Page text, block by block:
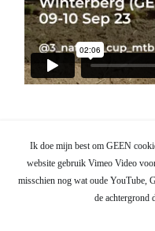
organised in
its beautiful surroundings
The team of the Ergotec -
nice round on the
Ik doe mijn best om GEEN
website gebruik Vimeo Video
misschien nog wat oude YouTube,
de achtergrond